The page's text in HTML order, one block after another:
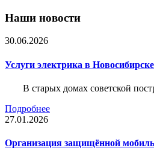
Наши новости
30.06.2026
Услуги электрика в
В старых домах советской
Подробнее
27.01.2026
Организация защищённой